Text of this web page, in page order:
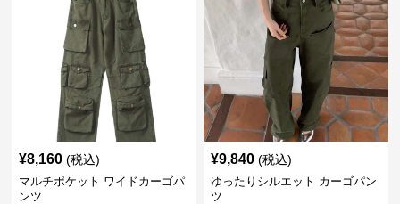
¥8,160 (税込)
マルチポケット ワイドカーゴパ
ンツ
¥9,840 (税込)
ゆったりシルエット カーゴパン
ツ